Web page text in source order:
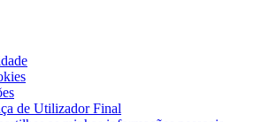
de Utilizador Final